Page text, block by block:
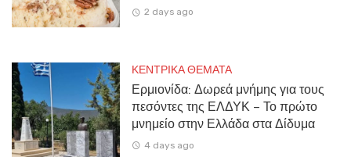
2 days ago
ΚΕΝΤΡΙΚΑ ΘΕΜΑΤΑ
Ερμιονίδα: Δωρεά μνήμης για τους
πεσόντες της ΕΛΔΥΚ – Το πρώτο
μνημείο στην Ελλάδα στα Δίδυμα
4 days ago